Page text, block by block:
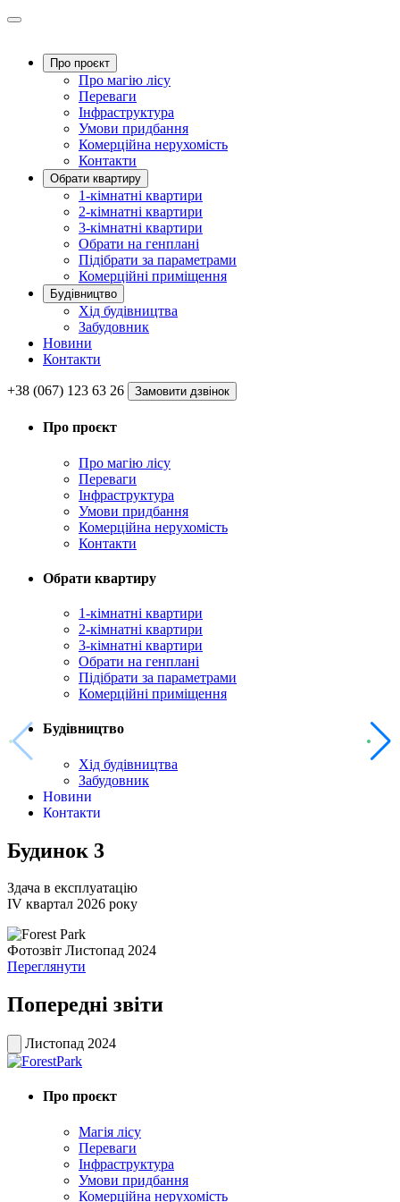
Про проєкт
Про магію ліcу
Переваги
Інфраструктура
Умови придбання
Комерційна нерухомість
Контакти
Обрати квартиру
1-кімнатні квартири
2-кімнатні квартири
3-кімнатні квартири
Обрати на генплані
Підібрати за параметрами
Комерційні приміщення
Будівництво
Хід будівництва
Забудовник
Новини
Контакти
+38 (067) 123 63 26 Замовити дзвінок
Про проєкт
Про магію ліcу
Переваги
Інфраструктура
Умови придбання
Комерційна нерухомість
Контакти
Обрати квартиру
1-кімнатні квартири
2-кімнатні квартири
3-кімнатні квартири
Обрати на генплані
Підібрати за параметрами
Комерційні приміщення
Будівництво
Хід будівництва
Забудовник
Новини
Контакти
Будинок 3
Здача в експлуатацiю
IV квартал 2026 року
Фотозвіт Листопад 2024
Переглянути
Попередні звіти
Листопад 2024
Про проєкт
Магія лісу
Переваги
Інфраструктура
Умови придбання
Комерційна нерухомість